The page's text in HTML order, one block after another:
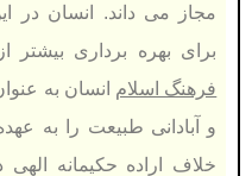
مجاز می داند. انسان در
برای بهره برداری بیشتر
فرهنگ اسلام انسان به
و آبادانی طبیعت را به
خلاف اراده حکیمانه